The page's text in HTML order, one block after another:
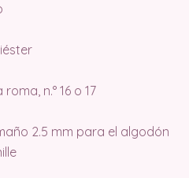
n.° 16 o 17
2.5 mm para el algodón